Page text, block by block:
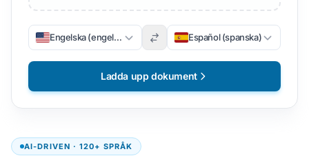
AI-DRIVEN · 120+ SPRÅK
Engelska (engelska) Español (spanska)
Ladda upp dokument